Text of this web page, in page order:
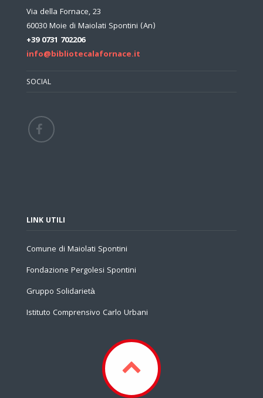
Via della Fornace, 23
60030 Moie di Maiolati Spontini (An)
+39 0731 702206
info@bibliotecalafornace.it
SOCIAL
LINK UTILI
Comune di Maiolati Spontini
Fondazione Pergolesi Spontini
Gruppo Solidarietà
Istituto Comprensivo Carlo Urbani